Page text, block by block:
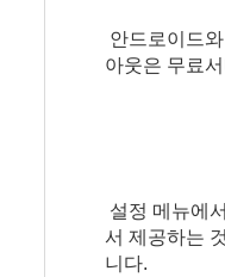
안드로이드
아웃은 무료
설정 메뉴에
서 제공하는
니다.